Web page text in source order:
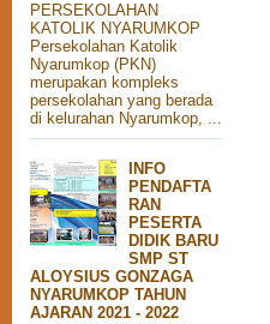
PERSEKOLAHAN
KATOLIK NYARUMKOP
Persekolahan Katolik
Nyarumkop (PKN)
merupakan kompleks
persekolahan yang berada
di kelurahan Nyarumkop, ...
INFO
PENDAFTA
RAN
PESERTA
DIDIK BARU
SMP ST
ALOYSIUS GONZAGA
NYARUMKOP TAHUN
AJARAN 2021 - 2022